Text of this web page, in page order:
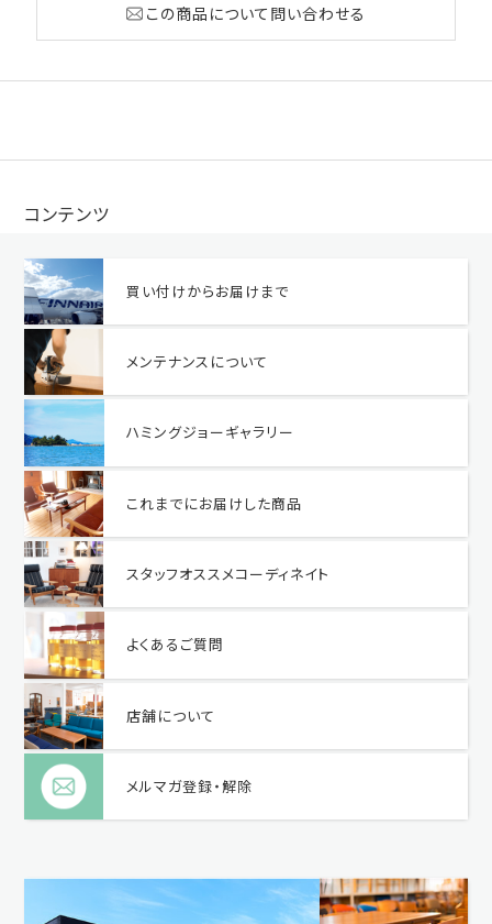
この商品について問い合わせる
コンテンツ
買い付けからお届けまで
メンテナンスについて
ハミングジョーギャラリー
これまでにお届けした商品
スタッフオススメコーディネイト
よくあるご質問
店舗について
メルマガ登録・解除